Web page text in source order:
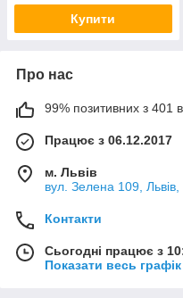
Купити
Про нас
99% позитивних з 401
Працює з 06.12.2017
м. Львів
вул. Зелена 109, Львів,
Контакти
Сьогодні працює з
Показати весь